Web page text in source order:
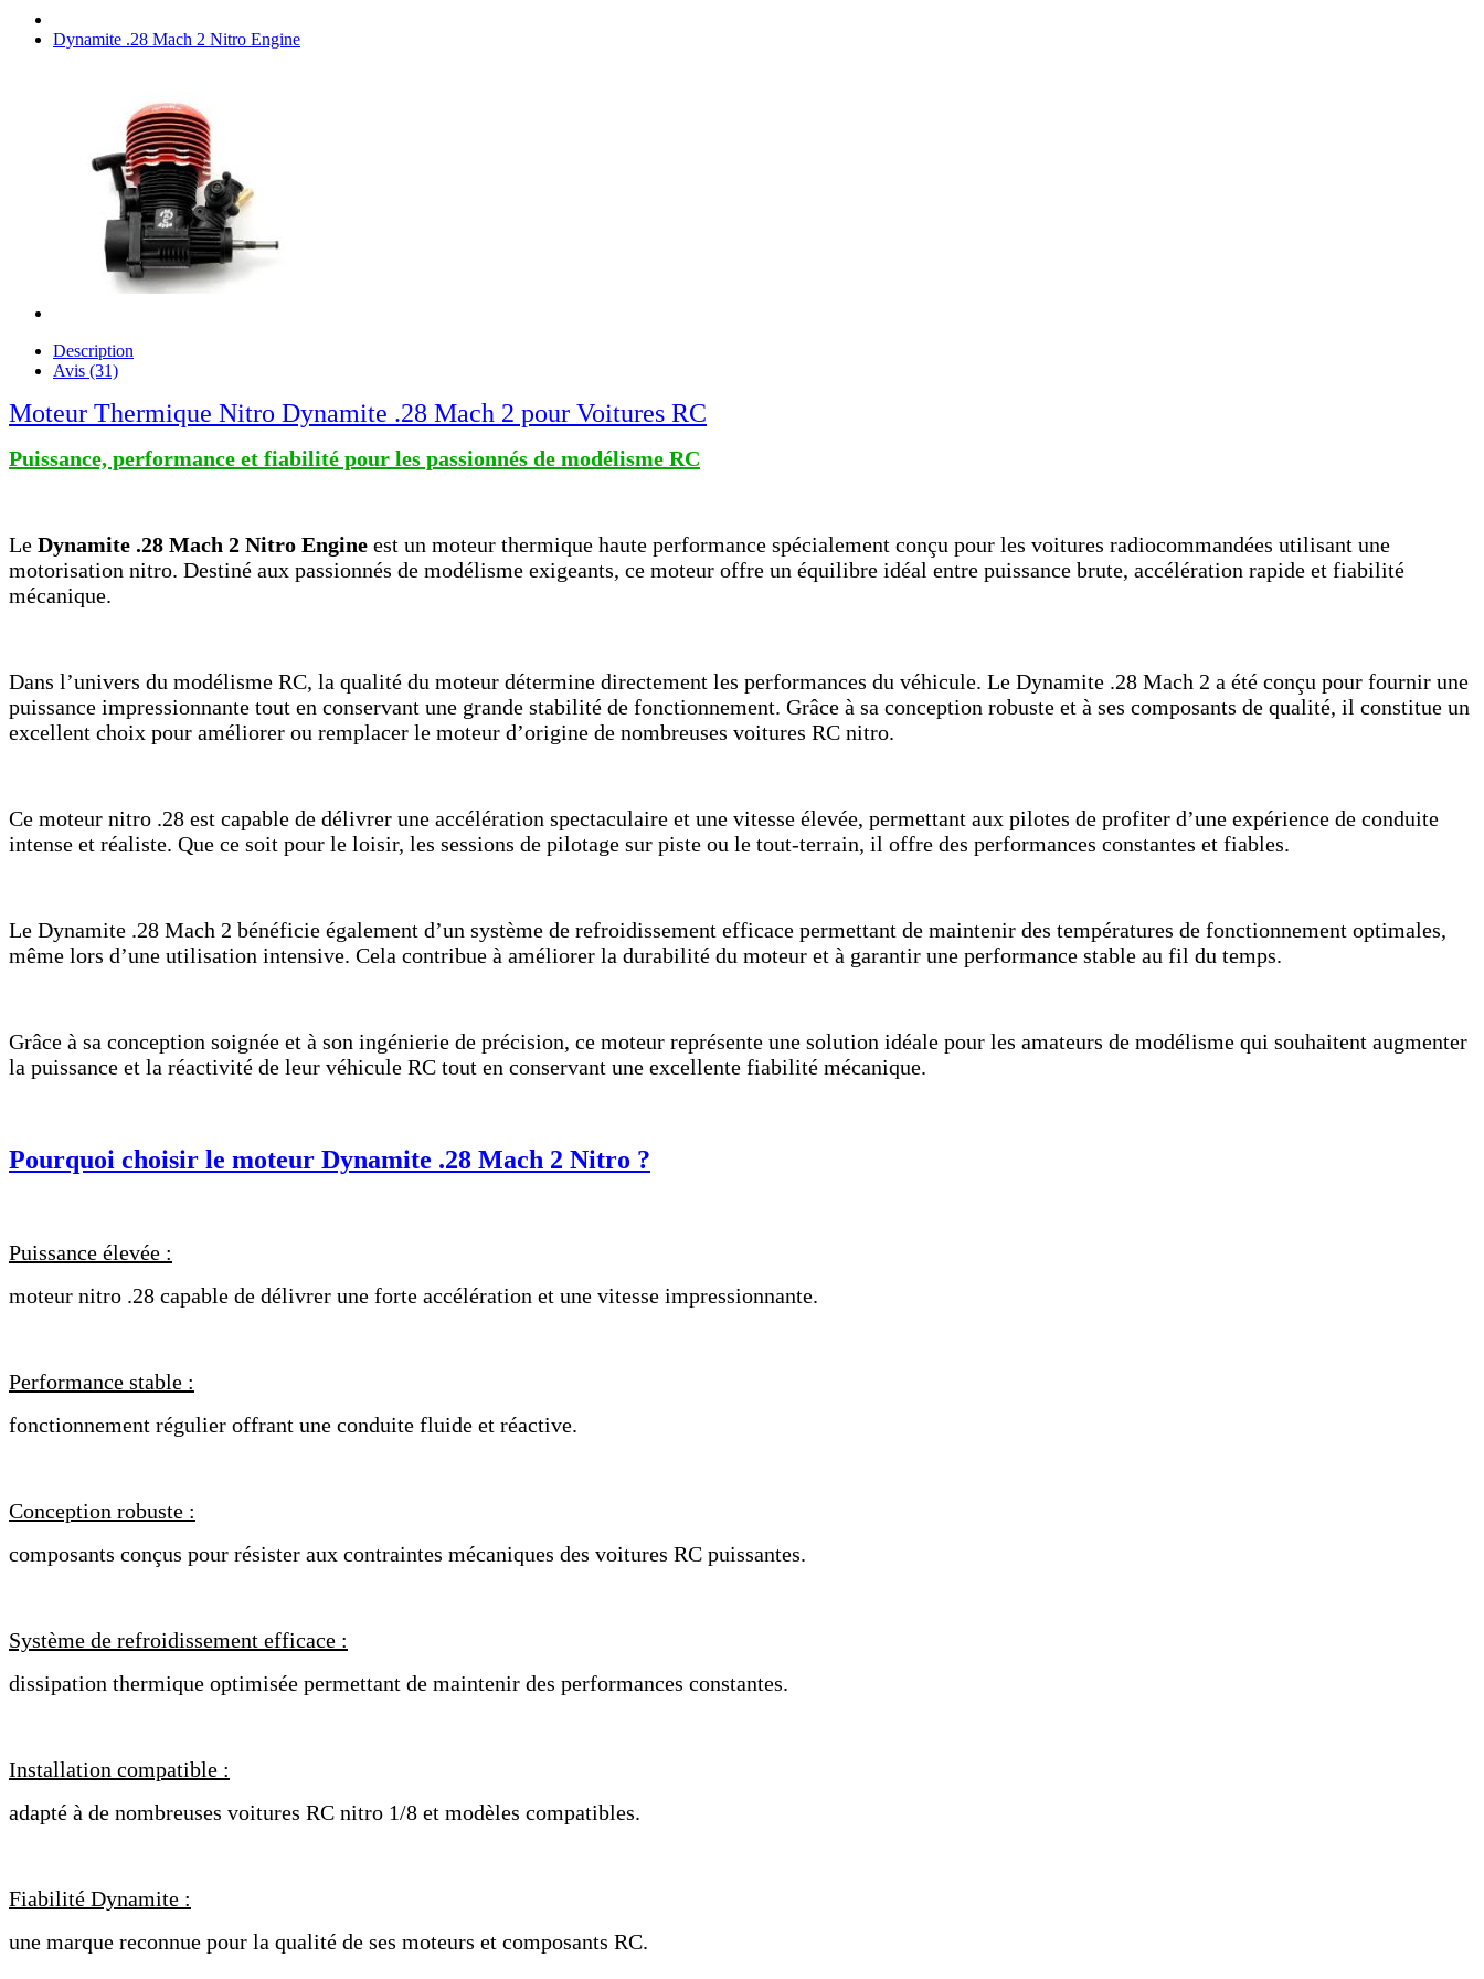
Dynamite .28 Mach 2 Nitro Engine
Description
Avis (31)
Moteur Thermique Nitro Dynamite .28 Mach 2 pour Voitures RC
Puissance, performance et fiabilité pour les passionnés de modélisme RC
Le Dynamite .28 Mach 2 Nitro Engine est un moteur thermique haute performance spécialement conçu pour les voitures radiocommandées utilisant une
motorisation nitro. Destiné aux passionnés de modélisme exigeants, ce moteur offre un équilibre idéal entre puissance brute, accélération rapide et fiabilité
mécanique.
Dans l’univers du modélisme RC, la qualité du moteur détermine directement les performances du véhicule. Le Dynamite .28 Mach 2 a été conçu pour fournir une
puissance impressionnante tout en conservant une grande stabilité de fonctionnement. Grâce à sa conception robuste et à ses composants de qualité, il constitue un
excellent choix pour améliorer ou remplacer le moteur d’origine de nombreuses voitures RC nitro.
Ce moteur nitro .28 est capable de délivrer une accélération spectaculaire et une vitesse élevée, permettant aux pilotes de profiter d’une expérience de conduite
intense et réaliste. Que ce soit pour le loisir, les sessions de pilotage sur piste ou le tout-terrain, il offre des performances constantes et fiables.
Le Dynamite .28 Mach 2 bénéficie également d’un système de refroidissement efficace permettant de maintenir des températures de fonctionnement optimales,
même lors d’une utilisation intensive. Cela contribue à améliorer la durabilité du moteur et à garantir une performance stable au fil du temps.
Grâce à sa conception soignée et à son ingénierie de précision, ce moteur représente une solution idéale pour les amateurs de modélisme qui souhaitent augmenter
la puissance et la réactivité de leur véhicule RC tout en conservant une excellente fiabilité mécanique.
Pourquoi choisir le moteur Dynamite .28 Mach 2 Nitro ?
Puissance élevée :
moteur nitro .28 capable de délivrer une forte accélération et une vitesse impressionnante.
Performance stable :
fonctionnement régulier offrant une conduite fluide et réactive.
Conception robuste :
composants conçus pour résister aux contraintes mécaniques des voitures RC puissantes.
Système de refroidissement efficace :
dissipation thermique optimisée permettant de maintenir des performances constantes.
Installation compatible :
adapté à de nombreuses voitures RC nitro 1/8 et modèles compatibles.
Fiabilité Dynamite :
une marque reconnue pour la qualité de ses moteurs et composants RC.